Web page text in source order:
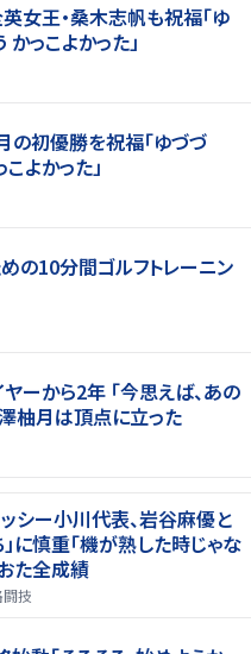
女王・桑木志帆も祝福「ゆ
っこよかった」
初優勝を祝福「ゆづづ
よかった」
の10分間ゴルフトレーニン
ーから2年 「今思えば、あの
柚月は頂点に立った
ッシー小川代表、岩谷麻優と
」に慎重「機が熟した時じゃな
た全成績
技